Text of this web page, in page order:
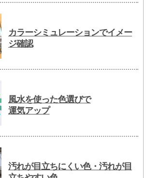
カラーシミュレーションでイメー
ジ確認
風水を使った色選びで
運気アップ
汚れが目立ちにくい色・汚れが目